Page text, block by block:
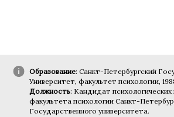
Образование: Санкт-Петербургский
Университет, факультет психологии,
Должность: Кандидат
факультета психологии Санкт-
Государственного университета.